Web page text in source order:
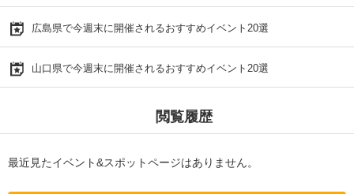
広島県で今週末に開催されるおすすめイベント20選
山口県で今週末に開催されるおすすめイベント20選
閲覧履歴
最近見たイベント&スポットページはありません。